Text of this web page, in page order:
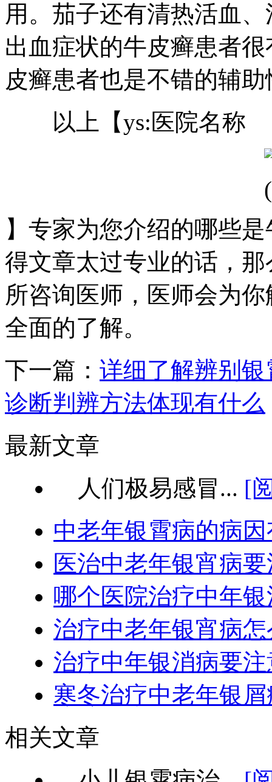
用。茄子还有清热活血
出血症状的牛皮癣患者
皮癣患者也是不错的辅
以上【ys:医院名称
】专家为您介绍的哪些
得文章太过专业的话，
所咨询医师，医师会为
全面的了解。
下一篇： 详细了解辨别
诊断判辨方法体现有什么
最新文章
人们极易感冒... [
中老年银霄病的病
医治中老年银宵病
哪个医院治疗中年
治疗中老年银宵病
治疗中年银消病要
寒冬治疗中老年银
相关文章